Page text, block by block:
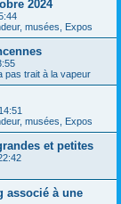
2024
musées, Expos
pas trait à la vapeur
musées, Expos
et petites
associé à une